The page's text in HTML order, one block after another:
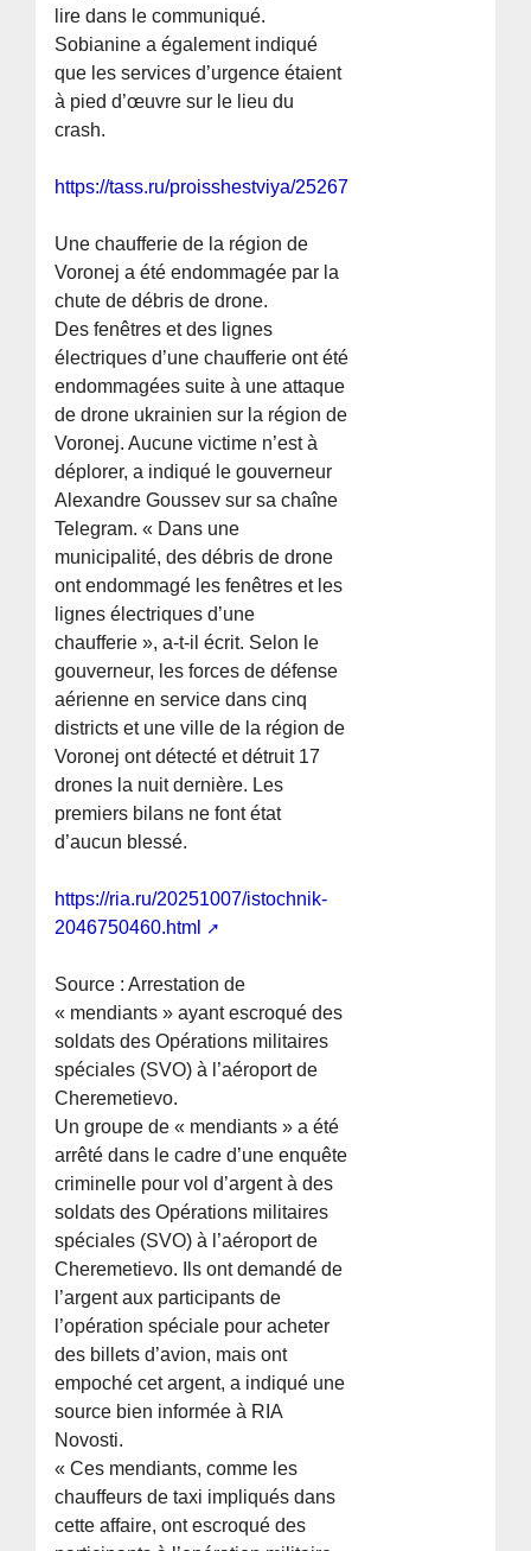
lire dans le communiqué.
Sobianine a également indiqué
que les services d’urgence étaient
à pied d’œuvre sur le lieu du
crash.
https://tass.ru/proisshestviya/25267733
Une chaufferie de la région de
Voronej a été endommagée par la
chute de débris de drone.
Des fenêtres et des lignes
électriques d’une chaufferie ont été
endommagées suite à une attaque
de drone ukrainien sur la région de
Voronej. Aucune victime n’est à
déplorer, a indiqué le gouverneur
Alexandre Goussev sur sa chaîne
Telegram. « Dans une
municipalité, des débris de drone
ont endommagé les fenêtres et les
lignes électriques d’une
chaufferie », a-t-il écrit. Selon le
gouverneur, les forces de défense
aérienne en service dans cinq
districts et une ville de la région de
Voronej ont détecté et détruit 17
drones la nuit dernière. Les
premiers bilans ne font état
d’aucun blessé.
https://ria.ru/20251007/istochnik-
2046750460.html
Source : Arrestation de
« mendiants » ayant escroqué des
soldats des Opérations militaires
spéciales (SVO) à l’aéroport de
Cheremetievo.
Un groupe de « mendiants » a été
arrêté dans le cadre d’une enquête
criminelle pour vol d’argent à des
soldats des Opérations militaires
spéciales (SVO) à l’aéroport de
Cheremetievo. Ils ont demandé de
l’argent aux participants de
l’opération spéciale pour acheter
des billets d’avion, mais ont
empoché cet argent, a indiqué une
source bien informée à RIA
Novosti.
« Ces mendiants, comme les
chauffeurs de taxi impliqués dans
cette affaire, ont escroqué des